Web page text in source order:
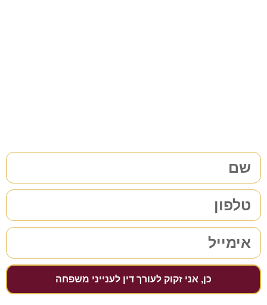
כן, אני זקוק לעורך דין לענייני משפחה